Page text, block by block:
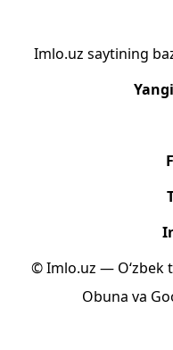
Imlo.uz saytining
© Imlo.uz — O‘zbek
Obuna va